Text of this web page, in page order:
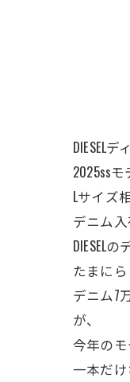
DIESEL
2025ss
Lサイズ
デニム
DIESEL
たまに
デニム7
が、
今年の
一本だ